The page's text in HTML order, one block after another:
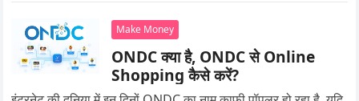
Make Money
ONDC क्या है, ONDC से Online
Shopping कैसे करें?